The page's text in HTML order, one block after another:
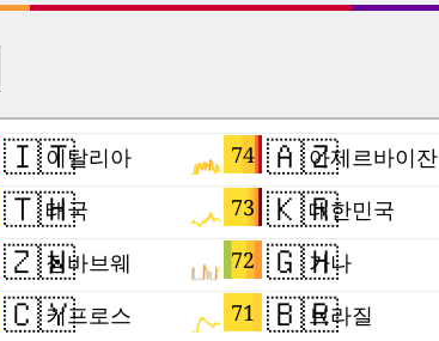
🇮🇹 74
이탈리아
🇹🇭 73
태국
🇿🇼 72
짐바브웨
🇨🇾 71
키프로스
🇦🇿아제르바이잔
🇰🇷대한민국
🇬🇭
가나
🇧🇷브라질